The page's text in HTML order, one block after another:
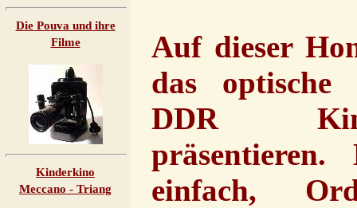
Die Pouva und ihre
Filme
Kinderkino
Meccano - Triang
Auf dieser
das optische
DDR
einfach,